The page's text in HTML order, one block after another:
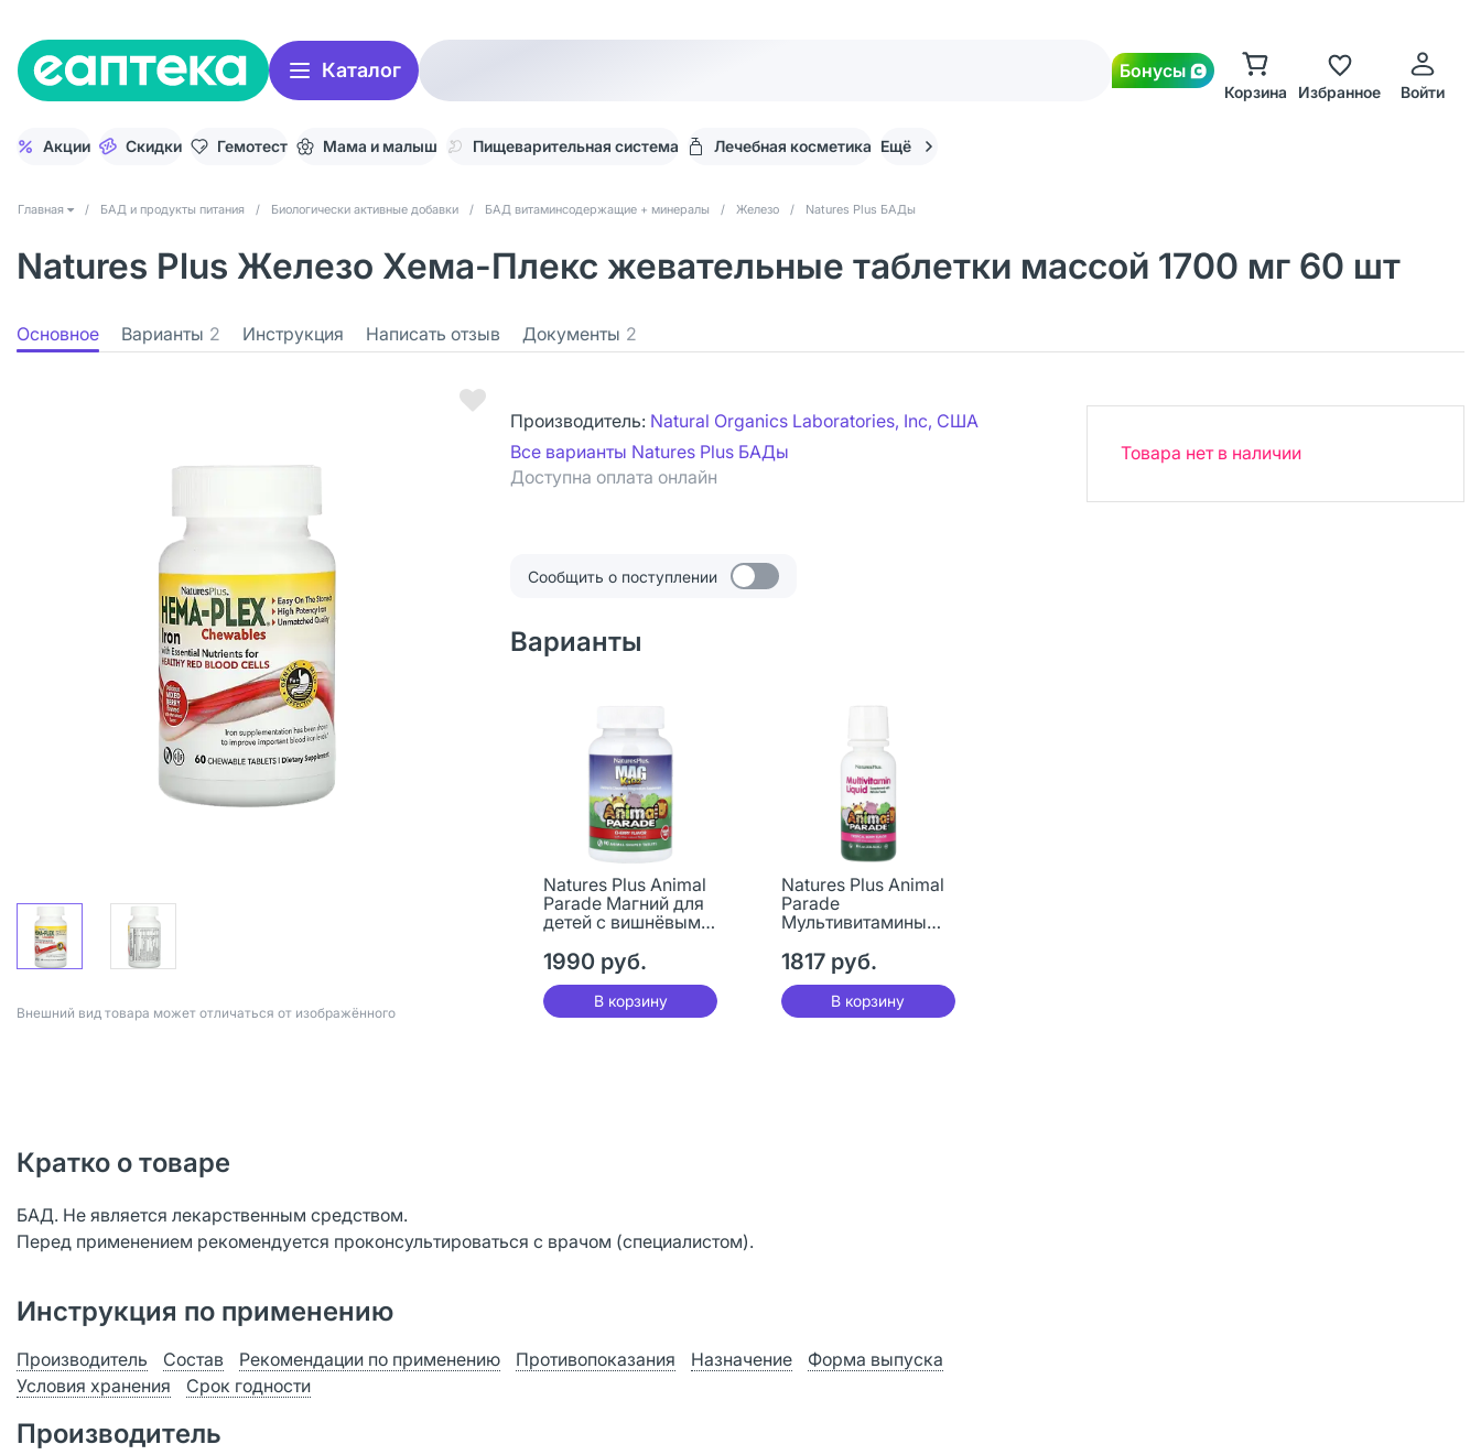
Каталог Бонусы
Корзина Избранное Войти
Акции Скидки Гемотест Мама и малыш Пищеварительная система Лечебная косметика Ещё
Главная / БАД и продукты питания / Биологически активные добавки / БАД витаминсодержащие + минералы / Железо / Natures Plus БАДы
Natures Plus Железо Хема-Плекс жевательные таблетки массой 1700 мг 60 шт
Основное Варианты 2 Инструкция Написать отзыв Документы 2
Bнешний вид товара может отличаться от изображённого
Производитель: Natural Organics Laboratories, Inc, США
Все варианты Natures Plus БАДы
Доступна оплата онлайн
Товара нет в наличии
Сообщить о поступлении
Варианты
Natures Plus Animal
Parade Магний для
детей с вишнёвым
жевательные
таблетки массой
1550 мг 90 шт
1990 руб.
В корзину
Natures Plus Animal
Parade
Мультивитамины
вкусом
тропических ягод
жидкая форма
236,56 мл 1 шт
1817 руб.
В корзину
Кратко о товаре
БАД. Не является лекарственным средством.
Перед применением рекомендуется проконсультироваться с врачом (специалистом).
Инструкция по применению
Производитель Состав Рекомендации по применению Противопоказания Назначение
Форма выпуска
Условия хранения
Срок годности
Производитель